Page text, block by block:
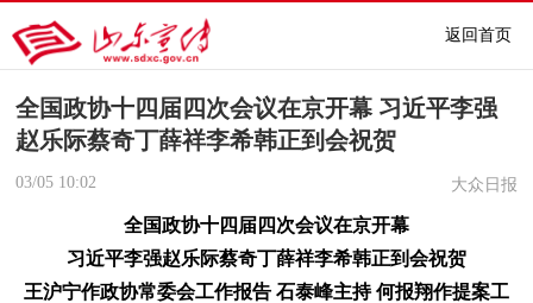
返回首页
全国政协十四届四次会议在京开幕 习近平李强
赵乐际蔡奇丁薛祥李希韩正到会祝贺
03/05 10:02 大众日报
全国政协十四届四次会议在京开幕
习近平李强赵乐际蔡奇丁薛祥李希韩正到会祝贺
王沪宁作政协常委会工作报告 石泰峰主持 何报翔作提案工